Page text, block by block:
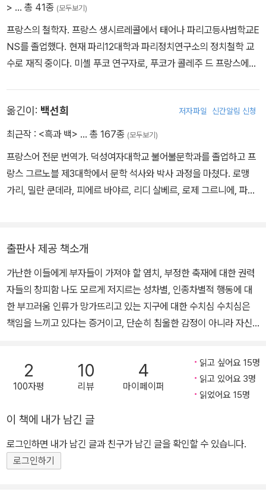
> … 총 41종 (모두보기)
프랑스의 철학자. 프랑스 생시르레콜에서 태어나 파리고등사범학교E
NS를 졸업했다. 현재 파리12대학과 파리정치연구소의 정치철학 교
수로 재직 중이다. 미셸 푸코 연구자로, 푸코가 콜레주 드 프랑스에서
에는 프랑스 학술원이 수여하는 보르댕상을, 2018년에는 리브르앵
코렉트상을 수상했다. 지은 책으로 《왜 전쟁인가?》, 《걷기, 두 발로
옮긴이: 백선희 저자파일 신간알림 신청
최근작 : <흑과 백> … 총 167종 (모두보기)
프랑스어 전문 번역가. 덕성여자대학교 불어불문학과를 졸업하고 프
랑스 그르노블 제3대학에서 문학 석사와 박사 과정을 마쳤다. 로맹
가리, 밀란 쿤데라, 피에르 바야르, 리디 살베르, 로제 그르니에, 파스
망각의 책』, 『마법사들』, 『울지 않기』, 『하늘의 뿌리』, 『내 삶의 의
미』, 『책의 맛』 등이 있다.
출판사 제공 책소개
가난한 이들에게 부자들이 가져야 할 염치, 부정한 축재에 대한 권력
자들의 창피함 나도 모르게 저지르는 성차별, 인종차별적 행동에 대
한 부끄러움 인류가 망가뜨리고 있는 지구에 대한 수치심 수치심은
책임을 느끼고 있다는 증거이고, 단순히 침울한 감정이 아니라 자신
스의 저명한 철학자인 프레데리크 그로(현 파리 정치대학 교수)가 논
구한 수치심에 대한 정치철학적 사유. 염치, 부끄러움, 창피함 등의 감
정을 포괄하는 ‘수치심’이 우리 시대의 핵심 정서이며, 수치심이 단순
이끌어낼 수 있는 혁명적 감정임을 밝힌다. “더는 자신을 수치스러워
하지 말라!” “수치심을 모르는 자들 같으니!” “수치심을 가져야 할 건
당신들이다!” 시대적 명령 사이에 자리한 감정, 수치심 수치심은 부정
적 감정으로 여겨진다. ‘부끄러움’의 유의어로는 자괴감, 창피, 치욕,
2
100자평
10
리뷰
4
마이페이퍼
읽고 싶어요 15명
읽고 있어요 3명
읽었어요 15명
이 책에 내가 남긴 글
로그인하면 내가 남긴 글과 친구가 남긴 글을 확인할 수 있습니다.
로그인하기